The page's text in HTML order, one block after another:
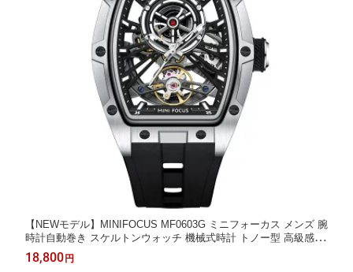
【NEWモデル】MINIFOCUS MF0603G ミニフォーカス メンズ 腕
時計自動巻き スケルトンウォッチ 機械式時計 トノー型 高級感 ビ
ッグフェイス ラバーベルト スポーツウォッチ おしゃれ メンズウ
ォッチ オートマチック 防水 ギフト プレゼント 誕生日 父の日 SA
18,800 円